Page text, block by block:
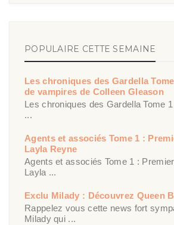
POPULAIRE CETTE SEMAINE
Les chroniques des Gardella
de vampires de Colleen Gleason
Les chroniques des Gardella Tome
...
Agents et associés Tome 1 :
Layla Reyne
Agents et associés Tome 1 :
Layla ...
Exclu Milady : Découvrez Queen
Rappelez vous cette news fort
Milady qui ...